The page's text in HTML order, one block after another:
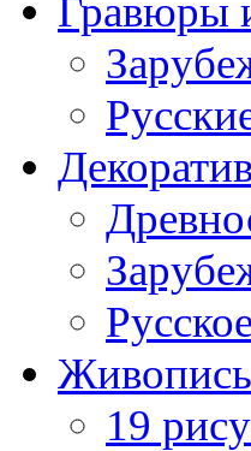
Гравюры
19